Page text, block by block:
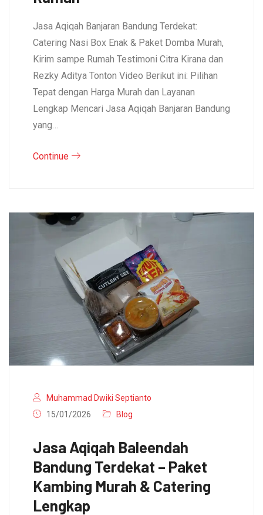
Jasa Aqiqah Banjaran Bandung Terdekat:
Catering Nasi Box Enak & Paket Domba Murah,
Kirim sampe Rumah Testimoni Citra Kirana dan
Rezky Aditya Tonton Video Berikut ini: Pilihan
Tepat dengan Harga Murah dan Layanan
Lengkap Mencari Jasa Aqiqah Banjaran Bandung
yang…
Continue
Muhammad Dwiki Septianto
15/01/2026
Blog
Jasa Aqiqah Baleendah
Bandung Terdekat – Paket
Kambing Murah & Catering
Lengkap